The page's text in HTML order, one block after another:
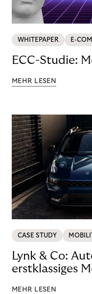
WHITEPAPER E-
ECC-Studie:
MEHR LESEN
CASE STUDY
Lynk & Co:
erstklassiges
MEHR LESEN